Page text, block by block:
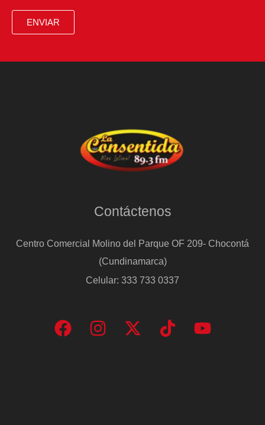
ENVIAR
Contáctenos
Centro Comercial Molino del Parque OF 209- Chocontá
(Cundinamarca)
Celular: 333 733 0337